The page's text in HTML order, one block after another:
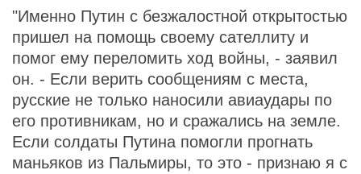
"Именно Путин с безжалостной открытостью
пришел на помощь своему сателлиту и
помог ему переломить ход войны, - заявил
он. - Если верить сообщениям с места,
русские не только наносили авиаудары по
его противникам, но и сражались на земле.
Если солдаты Путина помогли прогнать
маньяков из Пальмиры, то это - признаю я с